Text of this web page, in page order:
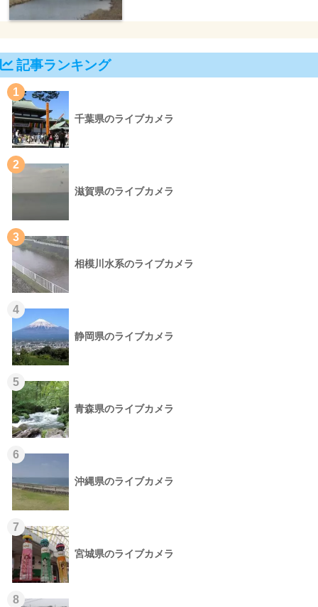
記事ランキング
1
千葉県のライブカメラ
2
滋賀県のライブカメラ
3
相模川水系のライブカメラ
4
静岡県のライブカメラ
5
青森県のライブカメラ
6
沖縄県のライブカメラ
7
宮城県のライブカメラ
8